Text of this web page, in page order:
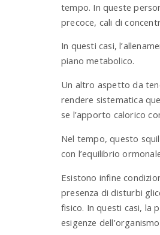
tempo. In queste
precoce, cali di
In questi casi,
piano metabolico.
Un altro aspetto da
rendere sistematica
se l’apporto calorico
Nel tempo, questo
con l’equilibrio
Esistono infine
presenza di disturbi
fisico. In questi casi, la
esigenze